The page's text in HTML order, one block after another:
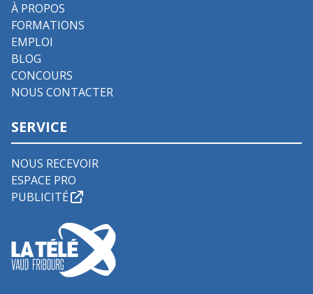
À PROPOS
FORMATIONS
EMPLOI
BLOG
CONCOURS
NOUS CONTACTER
SERVICE
NOUS RECEVOIR
ESPACE PRO
PUBLICITÉ